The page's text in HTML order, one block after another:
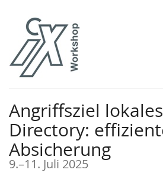
Haupt-
Inhalt
springen
Angriffsziel
Directory:
Absicherung
9.–bis
11. Juli 2025